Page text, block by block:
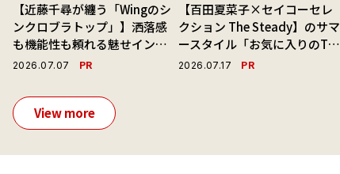
【近藤千尋が纏う「Wingのシ
ンクロブラトップ」】洒落感
も機能性も頼れる魅せインナ
ーで毎日を心地よくアプデ！
2026.07.07 PR
【百田夏菜子×セイコーセレ
クション The Steady】のサマ
ースタイル「お気に入りのTシ
ャツと最高の時計と。」
2026.07.17 PR
View more